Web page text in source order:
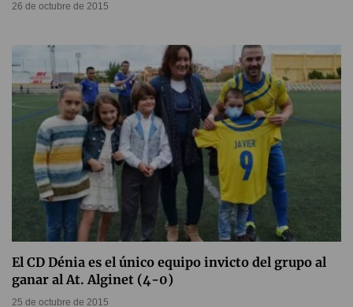
26 de octubre de 2015
El CD Dénia es el único equipo invicto del grupo al
ganar al At. Alginet (4-0)
25 de octubre de 2015